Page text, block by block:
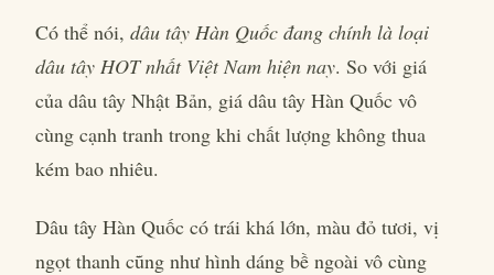
Có thể nói, dâu tây Hàn Quốc đang chính là loại
dâu tây HOT nhất Việt Nam hiện nay. So với giá
của dâu tây Nhật Bản, giá dâu tây Hàn Quốc vô
cùng cạnh tranh trong khi chất lượng không thua
kém bao nhiêu.
Dâu tây Hàn Quốc có trái khá lớn, màu đỏ tươi, vị
ngọt thanh cũng như hình dáng bề ngoài vô cùng